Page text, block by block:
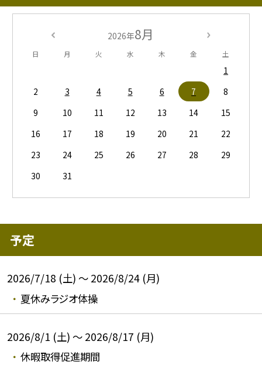
2026年8月
日 月 火 水 木 金 土
1
2
3 4 5 6 7
8
9
10 11 12 13 14
15
16
17 18 19 20 21
22
23
24 25 26 27 28
29
30
31
予定
2026/7/18 (土) ～ 2026/8/24 (月)
夏休みラジオ体操
2026/8/1 (土) ～ 2026/8/17 (月)
休暇取得促進期間